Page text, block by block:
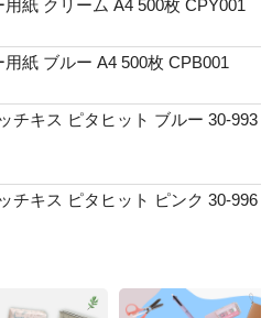
紙 クリーム A4 500枚 CPY001
紙 ブルー A4 500枚 CPB001
チキス ピタヒット ブルー 30-993
チキス ピタヒット ピンク 30-996